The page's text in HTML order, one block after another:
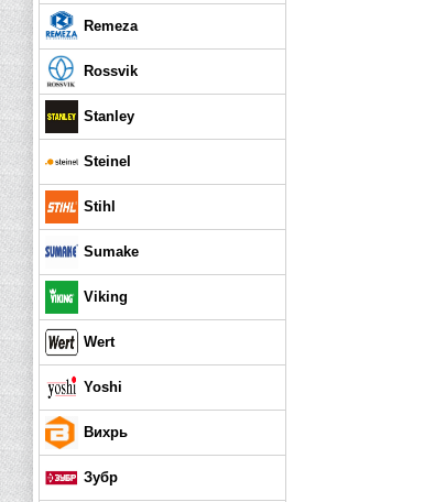
Remeza
Rossvik
Stanley
Steinel
Stihl
Sumake
Viking
Wert
Yoshi
Вихрь
Зубр